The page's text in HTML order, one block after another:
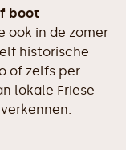
boot
ook in de zomer
historische
of zelfs per
lokale Friese